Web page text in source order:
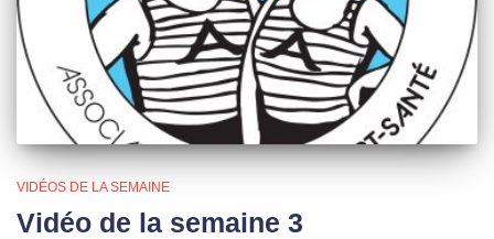
VIDÉOS DE LA SEMAINE
Vidéo de la semaine 3